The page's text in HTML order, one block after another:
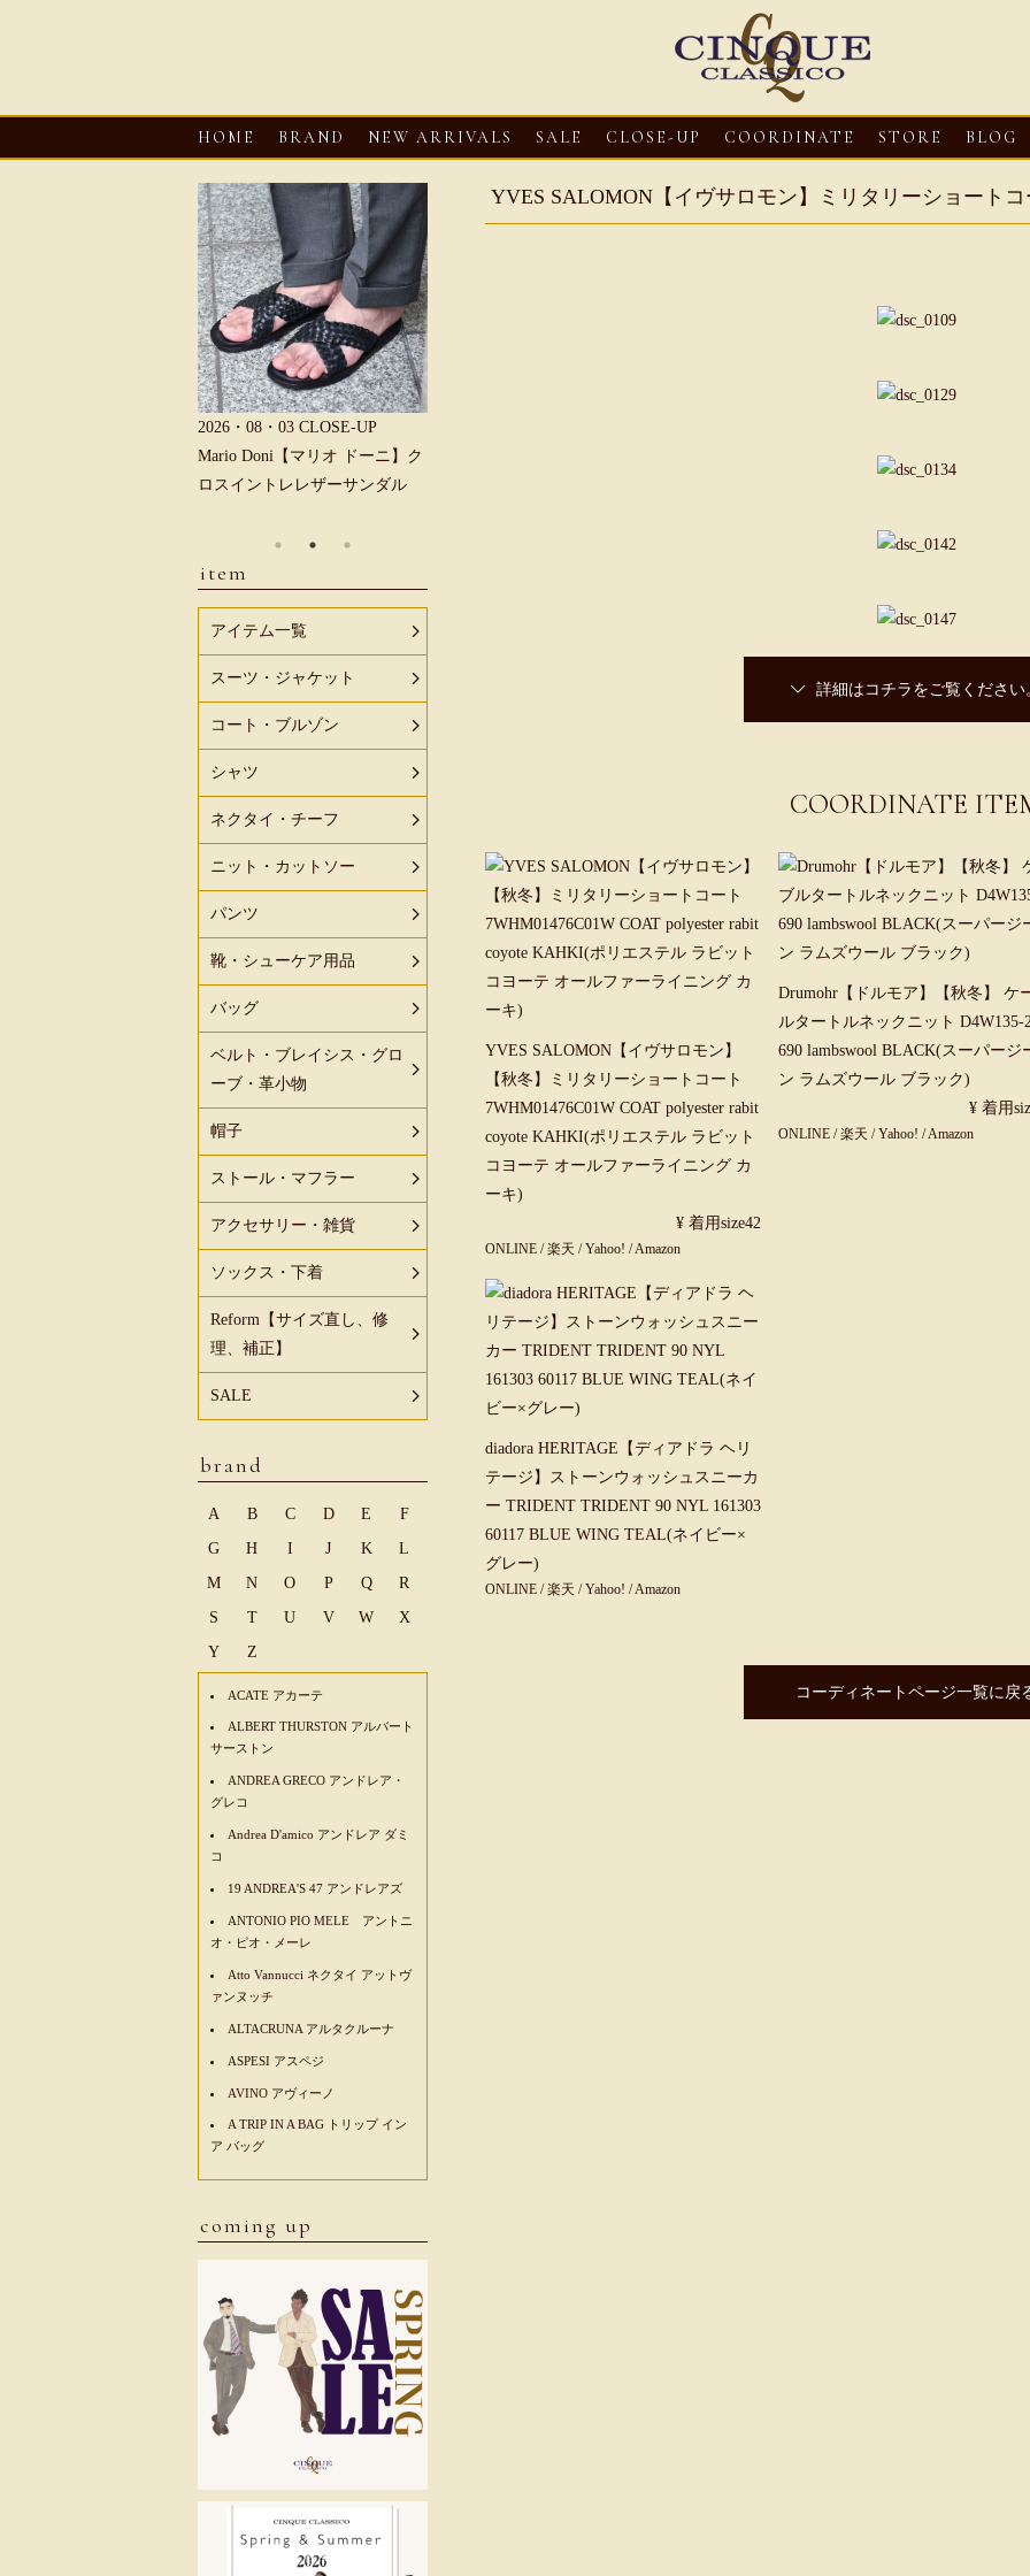
HOME BRAND NEW ARRIVALS SALE CLOSE-UP COORDINATE STORE BLOG
YVES SALOMON【イヴサロモン】ミリタリーショート
詳細はコチラをご覧ください
COORDINATE
YVES SALOMON【イヴサロモン】
【秋冬】ミリタリーショートコート
7WHM01476C01W COAT polyester rabit
coyote KAHKI(ポリエステル ラビット
コヨーテ オールファーライニング カ
ーキ)
¥ 着用size42
ONLINE /楽天 /Yahoo! /Amazon
Drumohr【ドルモア】【秋冬】 ケ
ルタートルネックニット D4W135-
690 lambswool BLACK(スーパージ
ン ラムズウール ブラック)
¥ 着用
ONLINE /楽天 /Yahoo! /Amazon
diadora HERITAGE【ディアドラ ヘリ
テージ】ストーンウォッシュスニーカ
ー TRIDENT TRIDENT 90 NYL 161303
60117 BLUE WING TEAL(ネイビー×
グレー)
ONLINE /楽天 /Yahoo! /Amazon
コーディネートページ一覧に戻
2026・08・03 CLOSE-UP
Mario Doni【マリオ ドーニ】ク
ロスイントレレザーサンダル
Mario Doni【マリ
item
アイテム一覧
スーツ・ジャケット
コート・ブルゾン
シャツ
ネクタイ・チーフ
ニット・カットソー
パンツ
靴・シューケア用品
バッグ
ベルト・ブレイシス・グロ
ーブ・革小物
帽子
ストール・マフラー
アクセサリー・雑貨
ソックス・下着
Reform【サイズ直し、修
理、補正】
SALE
brand
A B C D E
F
G
H I J K
L
M
N O P Q
R
S
T U V W
X
Y
Z
ACATE アカーテ
ALBERT THURSTON アルバート
サーストン
ANDREA GRECO アンドレア・
グレコ
Andrea D'amico アンドレア ダミ
コ
19 ANDREA'S 47 アンドレアズ
ANTONIO PIO MELE アントニ
オ・ピオ・メーレ
Atto Vannucci ネクタイ アットヴ
ァンヌッチ
ALTACRUNA アルタクルーナ
ASPESI アスペジ
AVINO アヴィーノ
A TRIP IN A BAG トリップ イン
ア バッグ
coming up